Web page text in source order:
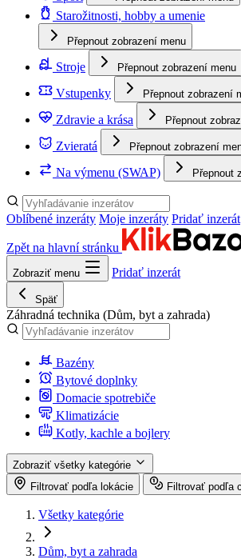
Starožitnosti, hobby a umenie
Přepnout zobrazení menu
Stroje Přepnout zobrazení menu
Vstupenky Přepnout zobrazení
Zdravie a krása Přepnout
Zvieratá Přepnout zobrazení
Na výmenu (SWAP) Přepnout
Oblíbené inzeráty Moje inzeráty Pridať inzerát
Zpět na hlavní stránku
Zobraziť menu Pridať inzerát
Späť
Záhradná technika (Dům, byt a zahrada)
Bazény
Bytové doplnky
Domacie spotrebiče
Klimatizácie
Kotly, kachle a bojlery
Zobraziť všetky kategórie
Filtrovať podľa lokácie
Filtrovať podľa
Všetky kategórie
Dům, byt a zahrada